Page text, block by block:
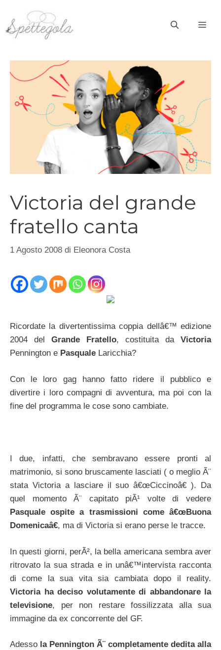
contenuto
Victoria del grande
fratello canta
1 Agosto 2008 di Eleonora Costa
Ricordate la divertentissima coppia dellâ€™ edizione
2004 del Grande Fratello, costituita da Victoria
Pennington e Pasquale Laricchia?
Con le loro gag hanno fatto ridere il pubblico e
divertire i loro compagni di avventura, ma poi con la
fine del programma le cose sono cambiate.
I due, infatti, che sembravano essere pronti al
matrimonio, si sono bruscamente lasciati ( o meglio Ã¨
stata Victoria a lasciare il suo â€œCiccinoâ€ ). Da
quel momento Ã¨ capitato piÃ¹ volte di vedere
Pasquale ospite a trasmissioni come â€œBuona
Domenicaâ€, ma di Victoria si erano perse le tracce.
In questi giorni, perÃ², la bella americana sembra aver
ritrovato la sua strada e in unâ€™intervista racconta
di come la sua vita sia cambiata dopo il reality.
Victoria ha deciso volutamente di abbandonare la
televisione, per non restare fossilizzata alla sua
immagine da ex concorrente del GF.
Adesso la Pennington Ã¨ completamente dedita alla